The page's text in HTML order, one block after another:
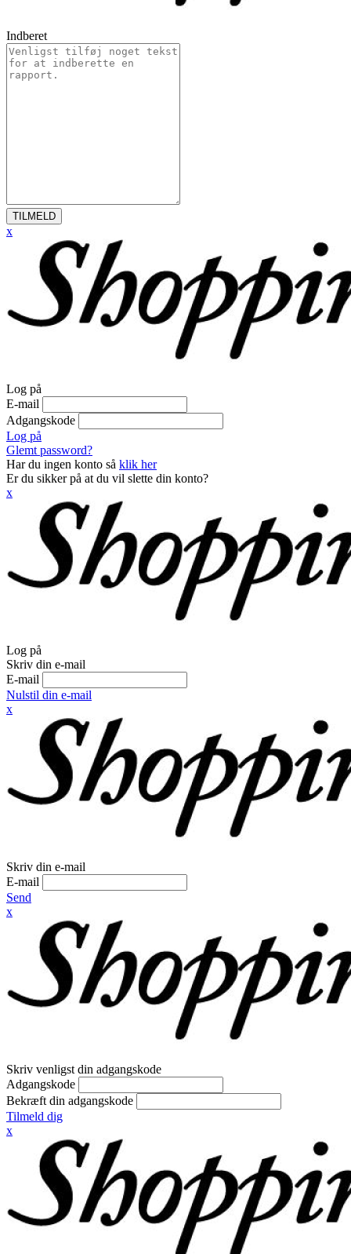
Indberet
TILMELD
x
Log på
E-mail
Adgangskode
Log på
Glemt password?
Har du ingen konto så klik her
Er du sikker på at du vil slette din konto?
x
Log på
Skriv din e-mail
E-mail
Nulstil din e-mail
x
Skriv din e-mail
E-mail
Send
x
Skriv venligst din adgangskode
Adgangskode
Bekræft din adgangskode
Tilmeld dig
x